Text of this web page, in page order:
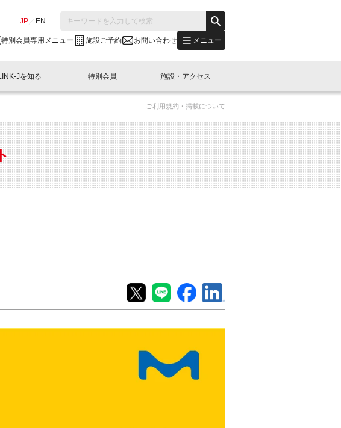
JP EN
特別会員専用メニュー 施設ご予約 お問い合わせ メニュー
一覧
特別会員開催
出展・参加
What's "LINK-BioBAY TOKYO"？
会報誌 (News Letter)
日本橋コラム
示板一覧
ス ニュース・事業紹介
イベント
Jを知る
What’s LINK-J WEST
事業内容
GTB日本橋エリアについて
特別会員
入会申し込み
施設・アクセス
施設ご予約
ご利用規約・掲載について